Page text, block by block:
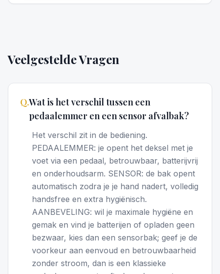
Veelgestelde Vragen
Q.Wat is het verschil tussen een
pedaalemmer en een sensor afvalbak?
Het verschil zit in de bediening.
PEDAALEMMER: je opent het deksel met je
voet via een pedaal, betrouwbaar, batterijvrij
en onderhoudsarm. SENSOR: de bak opent
automatisch zodra je je hand nadert, volledig
handsfree en extra hygiënisch.
AANBEVELING: wil je maximale hygiëne en
gemak en vind je batterijen of opladen geen
bezwaar, kies dan een sensorbak; geef je de
voorkeur aan eenvoud en betrouwbaarheid
zonder stroom, dan is een klassieke